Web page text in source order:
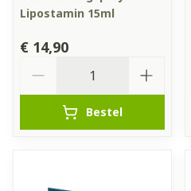
Lipostamin 15ml
€ 14,90
Bestel